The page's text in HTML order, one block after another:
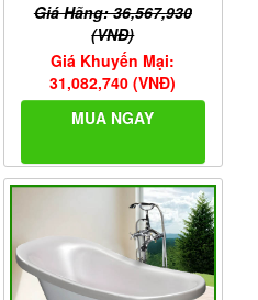
Giá Hãng: 36,567,930
(VNĐ)
Giá Khuyến Mại:
31,082,740 (VNĐ)
MUA NGAY